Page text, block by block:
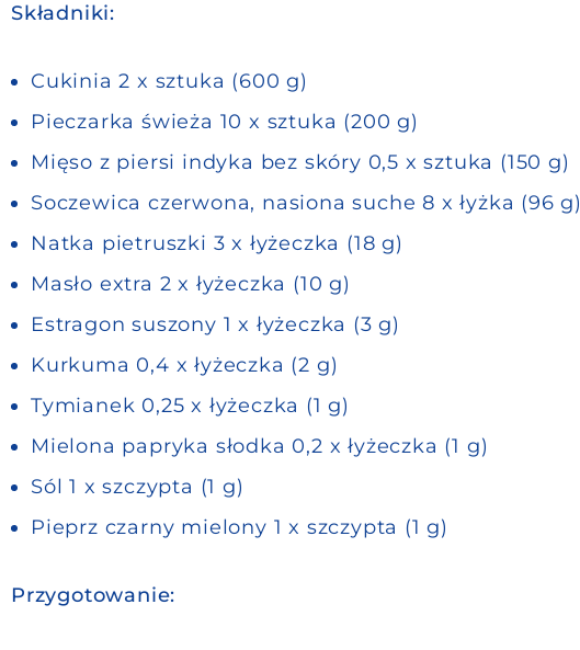
Składniki:
Cukinia 2 x sztuka (600 g)
Pieczarka świeża 10 x sztuka (200 g)
Mięso z piersi indyka bez skóry 0,5 x sztuka (150 g)
Soczewica czerwona, nasiona suche 8 x łyżka (96 g)
Natka pietruszki 3 x łyżeczka (18 g)
Masło extra 2 x łyżeczka (10 g)
Estragon suszony 1 x łyżeczka (3 g)
Kurkuma 0,4 x łyżeczka (2 g)
Tymianek 0,25 x łyżeczka (1 g)
Mielona papryka słodka 0,2 x łyżeczka (1 g)
Sól 1 x szczypta (1 g)
Pieprz czarny mielony 1 x szczypta (1 g)
Przygotowanie: